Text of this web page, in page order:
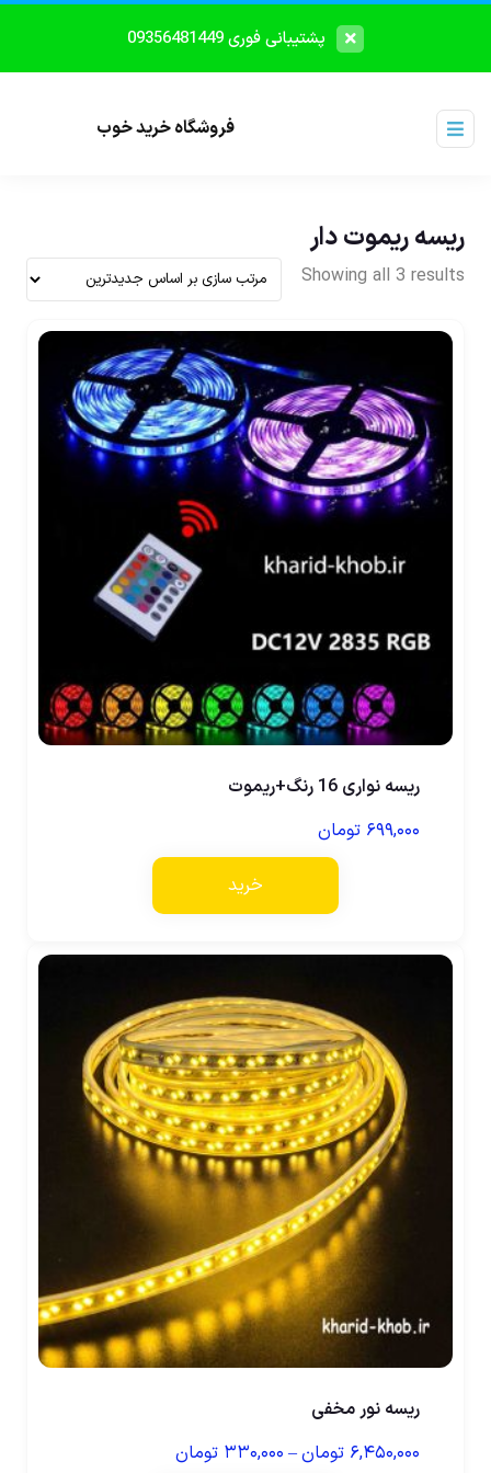
پشتیبانی فوری 09356481449
فروشگاه خرید خوب
ریسه ریموت دار
Showing all 3 results
ریسه نواری 16 رنگ+ریموت
۶۹۹,۰۰۰ تومان
خرید
ریسه نور مخفی
۶,۴۵۰,۰۰۰ تومان– ۳۳۰,۰۰۰ تومان